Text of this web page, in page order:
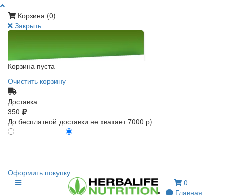
Корзина (0)
Закрыть
Корзина пуста
Очистить корзину
Доставка
350
До бесплатной доставки не хватает 7000 р)
Оформить покупку
0
Главная